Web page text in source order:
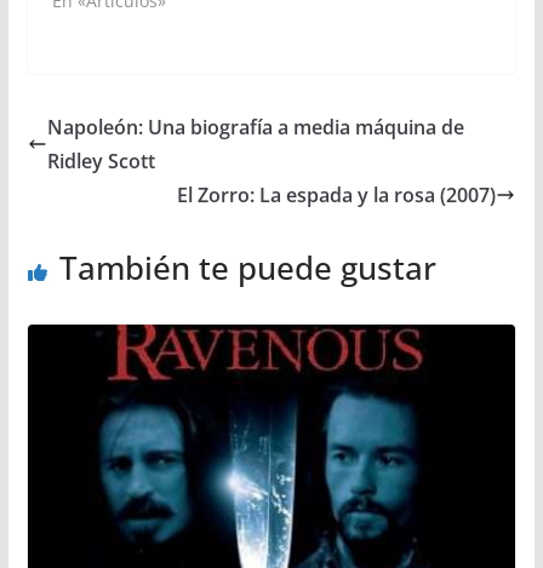
Napoleón: Una biografía a media máquina de
Ridley Scott
El Zorro: La espada y la rosa (2007)
También te puede gustar